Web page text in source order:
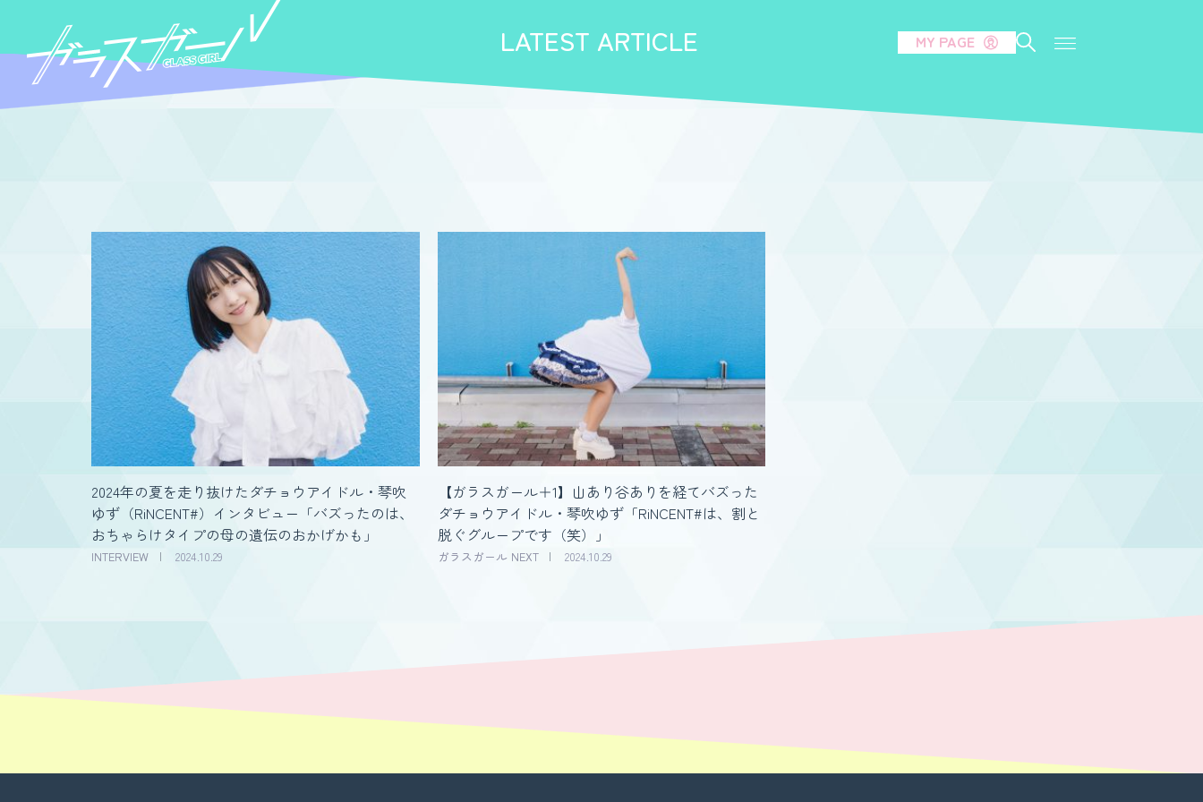
LATEST ARTICLE MY PAGE
2024年の夏を走り抜けたダチョウアイドル・琴吹
ゆず（RiNCENT#）インタビュー「バズったのは、
おちゃらけタイプの母の遺伝のおかげかも」
INTERVIEW 2024.10.29
【ガラスガール＋1】山あり谷ありを経てバズった
ダチョウアイドル・琴吹ゆず「RiNCENT#は、割と
脱ぐグループです（笑）」
ガラスガール NEXT 2024.10.29